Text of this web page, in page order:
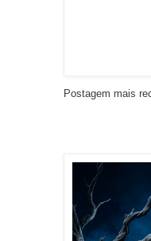
Postagem mais